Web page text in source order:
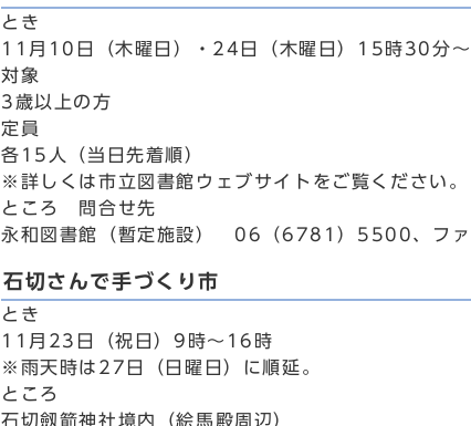
とき
11月10日（木曜日）・24日（木曜日）15時30分
対象
3歳以上の方
定員
各15人（当日先着順）
※詳しくは市立図書館ウェブサイトをご覧ください。
ところ 問合せ先
永和図書館（暫定施設） 06（6781）5500、フ
石切さんで手づくり市
とき
11月23日（祝日）9時～16時
※雨天時は27日（日曜日）に順延。
ところ
石切劔箭神社境内（絵馬殿周辺）